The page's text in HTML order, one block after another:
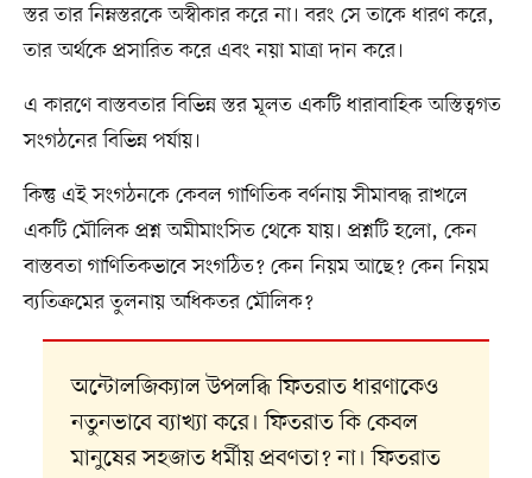
স্তর তার নিম্নস্তরকে অস্বীকার করে না। বরং সে তাকে ধারণ করে,
তার অর্থকে প্রসারিত করে এবং নয়া মাত্রা দান করে।
এ কারণে বাস্তবতার বিভিন্ন স্তর মূলত একটি ধারাবাহিক অস্তিত্বগত
সংগঠনের বিভিন্ন পর্যায়।
কিন্তু এই সংগঠনকে কেবল গাণিতিক বর্ণনায় সীমাবদ্ধ রাখলে
একটি মৌলিক প্রশ্ন অমীমাংসিত থেকে যায়। প্রশ্নটি হলো, কেন
বাস্তবতা গাণিতিকভাবে সংগঠিত? কেন নিয়ম আছে? কেন নিয়ম
ব্যতিক্রমের তুলনায় অধিকতর মৌলিক?
অন্টোলজিক্যাল উপলব্ধি ফিতরাত ধারণাকেও
নতুনভাবে ব্যাখ্যা করে। ফিতরাত কি কেবল
মানুষের সহজাত ধর্মীয় প্রবণতা? না। ফিতরাত